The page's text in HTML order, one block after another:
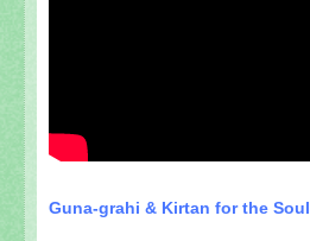
Guna-grahi & Kirtan for the Soul